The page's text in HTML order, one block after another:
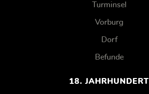
Turminsel
Vorburg
Dorf
Befunde
18. JAHRHUNDERT